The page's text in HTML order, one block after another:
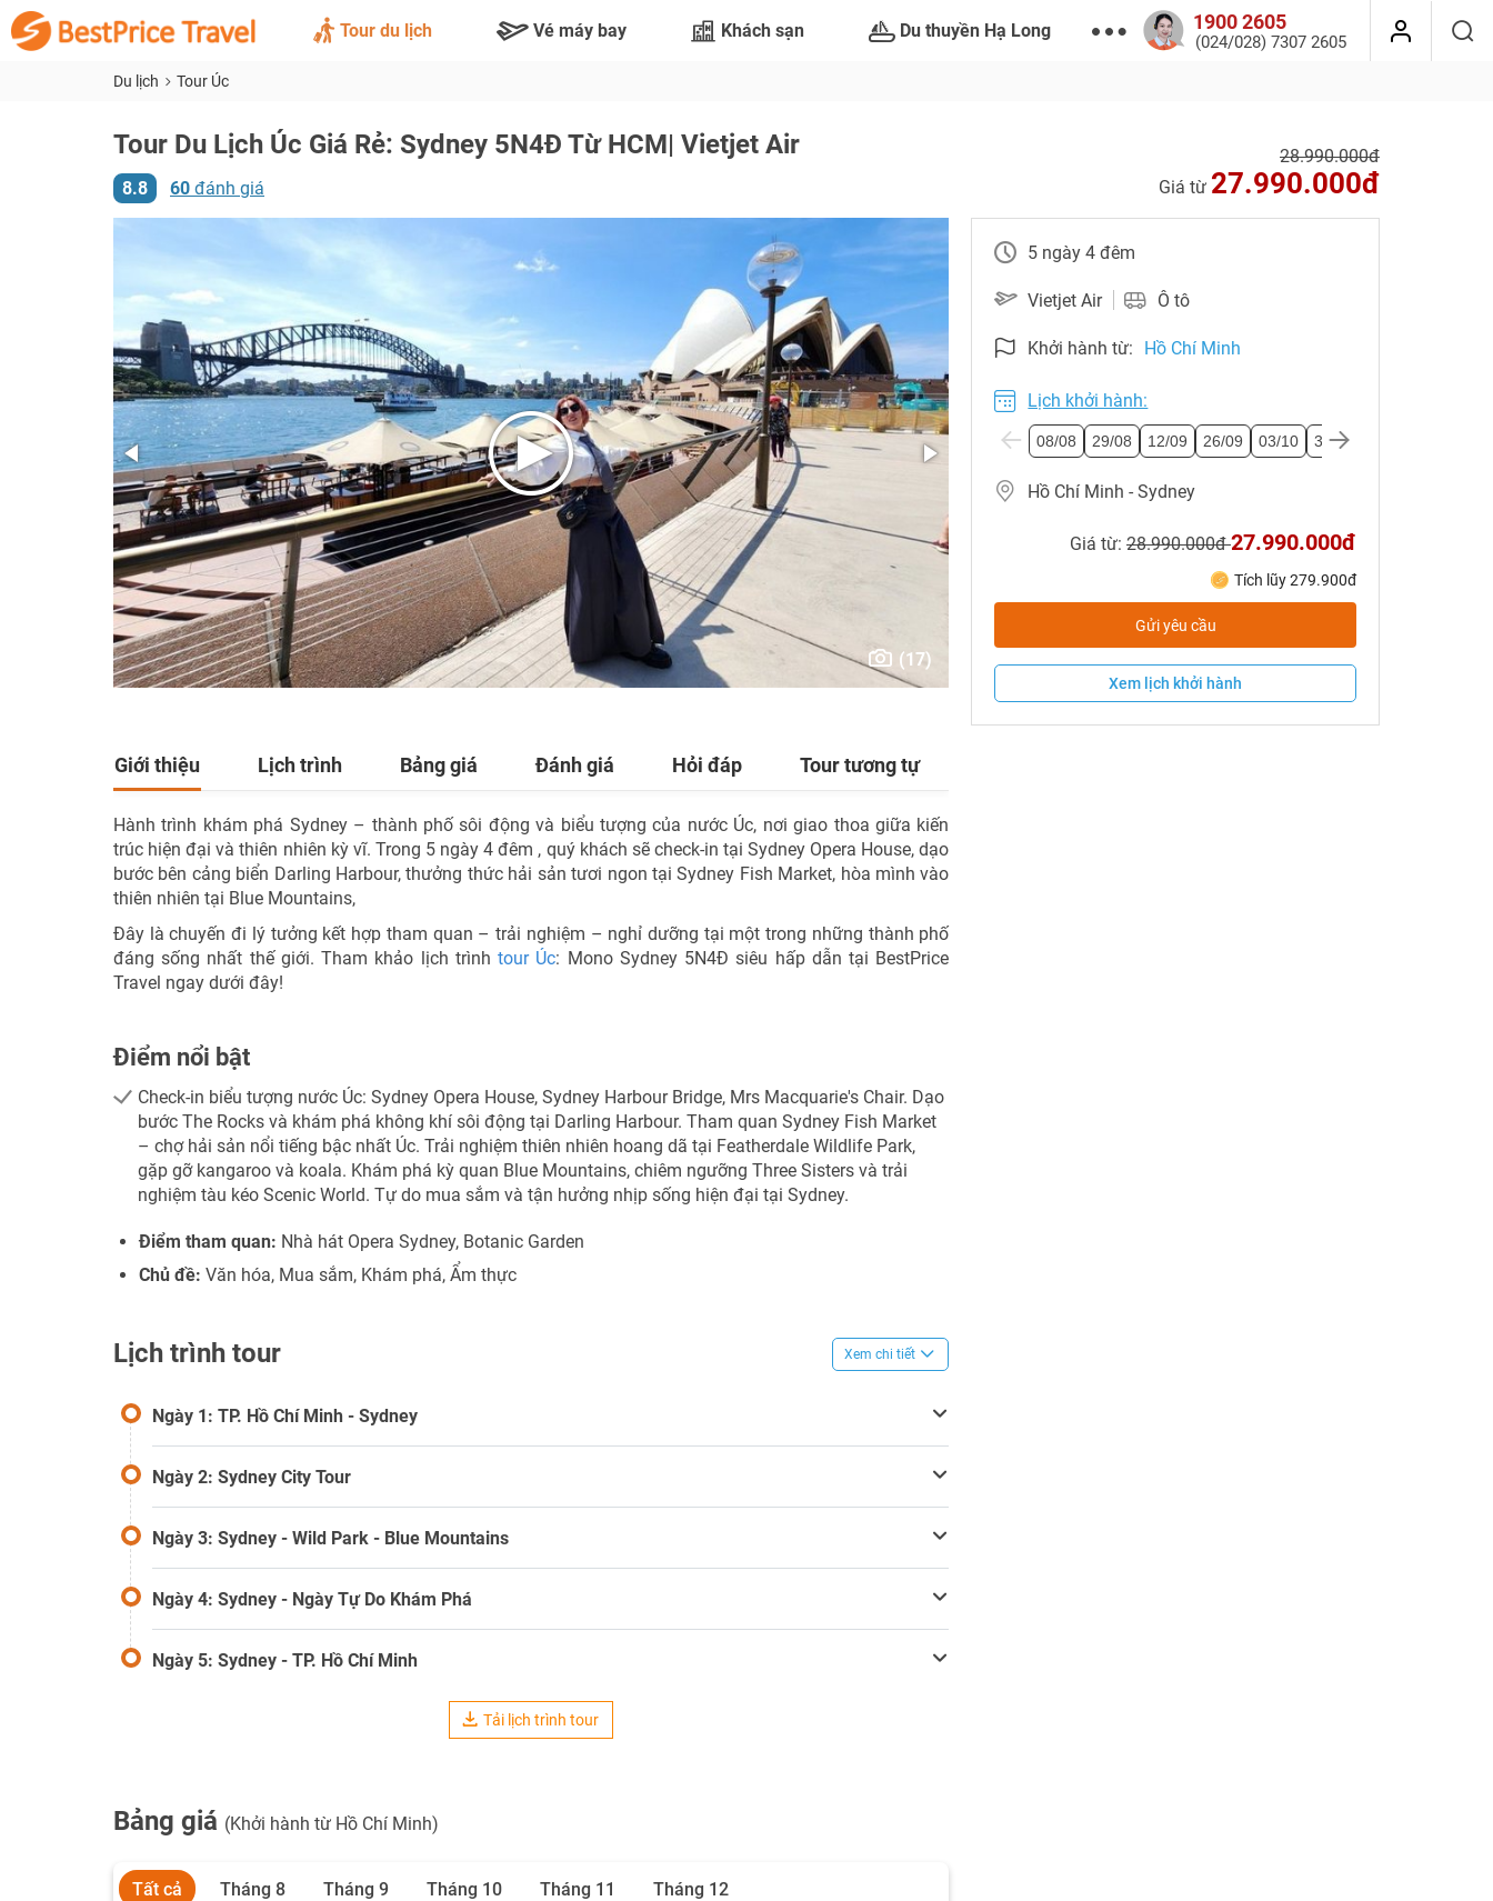
Tour du lịch Vé máy bay Khách sạn Du thuyền Hạ Long 1900 2605
(024/028) 7307 2605
Du lịch Tour Úc
Tour Du Lịch Úc Giá Rẻ: Sydney 5N4Đ Từ HCM| Vietjet Air
8.8 60 đánh giá
28.990.000đ
Giá từ 27.990.000đ
(17)
5 ngày 4 đêm
Vietjet Air Ô tô
Khởi hành từ: Hồ Chí Minh
Lịch khởi hành:
08/08 29/08 12/09 26/09 03/10 31/10
Hồ Chí Minh - Sydney
Giá từ: 28.990.000đ 27.990.000đ
Tích lũy 279.900đ
Gửi yêu cầu
Xem lịch khởi hành
Giới thiệu Lịch trình Bảng giá Đánh giá Hỏi đáp Tour tương tự
Hành trình khám phá Sydney– thành phố sôi động và biểu tượng của nước Úc, nơi giao thoa giữa kiến
trúc hiện đại và thiên nhiên kỳ vĩ. Trong 5 ngày 4 đêm , quý khách sẽ check-in tạiSydney Opera House, dạo
bước bên cảng biển Darling Harbour, thưởng thức hải sản tươi ngon tạiSydney Fish Market, hòa mình vào
thiên nhiên tại Blue Mountains,
Đây là chuyến đi lý tưởng kết hợp tham quan – trải nghiệm – nghỉ dưỡng tại một trong những thành phố
đáng sống nhất thế giới. Tham khảo lịch trìnhtour Úc: Mono Sydney 5N4Đ siêu hấp dẫn tại BestPrice
Travel ngay dưới đây!
Điểm nổi bật
Check-in biểu tượng nước Úc: Sydney Opera House, Sydney Harbour Bridge, Mrs Macquarie's Chair. Dạo
bước The Rocks và khám phá không khí sôi động tại Darling Harbour. Tham quan Sydney Fish Market
– chợ hải sản nổi tiếng bậc nhất Úc. Trải nghiệm thiên nhiên hoang dã tại Featherdale Wildlife Park,
gặp gỡ kangaroo và koala. Khám phá kỳ quan Blue Mountains, chiêm ngưỡng Three Sisters và trải
nghiệm tàu kéo Scenic World. Tự do mua sắm và tận hưởng nhịp sống hiện đại tại Sydney.
Điểm tham quan: Nhà hát Opera Sydney, Botanic Garden
Chủ đề: Văn hóa, Mua sắm, Khám phá, Ẩm thực
Lịch trình tour Xem chi tiết
Ngày 1: TP. Hồ Chí Minh - Sydney
Ngày 2: Sydney City Tour
Ngày 3: Sydney - Wild Park - Blue Mountains
Ngày 4: Sydney - Ngày Tự Do Khám Phá
Ngày 5: Sydney - TP. Hồ Chí Minh
Tải lịch trình tour
Bảng giá (Khởi hành từ Hồ Chí Minh)
Tất cả Tháng 8 Tháng 9 Tháng 10 Tháng 11 Tháng 12
TƯ VẤN NGAY
TƯ VẤN NGAY
TƯ VẤN NGAY
TƯ VẤN NGAY
NHẬN ƯU ĐÃI NGAY
TƯ VẤN NGAY